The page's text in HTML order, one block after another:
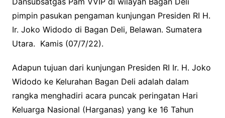
o
o
k
e
r
A
p
p
pimpin pasukan pengaman kunjungan Presiden RI H.
Ir. Joko Widodo di Bagan Deli, Belawan. Sumatera
Utara. Kamis (07/7/22).
Adapun tujuan dari kunjungan Presiden RI Ir. H. Joko
Widodo ke Kelurahan Bagan Deli adalah dalam
rangka menghadiri acara puncak peringatan Hari
Keluarga Nasional (Harganas) yang ke 16 Tahun